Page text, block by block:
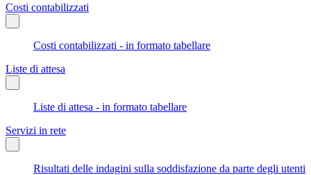
Costi contabilizzati
Costi contabilizzati - in formato tabellare
Liste di attesa
Liste di attesa - in formato tabellare
Servizi in rete
Risultati delle indagini sulla soddisfazione da parte degli utenti